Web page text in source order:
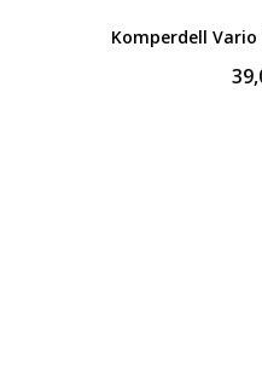
Komperdell